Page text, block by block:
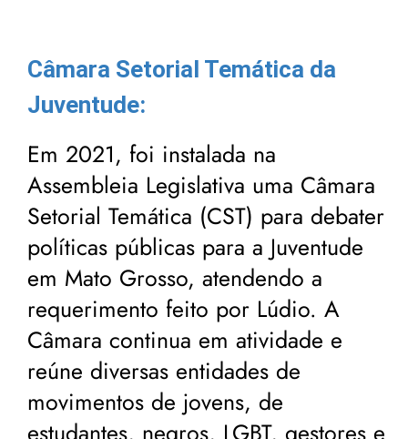
Câmara Setorial Temática da
Juventude:
Em 2021, foi instalada na
Assembleia Legislativa uma Câmara
Setorial Temática (CST) para debater
políticas públicas para a Juventude
em Mato Grosso, atendendo a
requerimento feito por Lúdio. A
Câmara continua em atividade e
reúne diversas entidades de
movimentos de jovens, de